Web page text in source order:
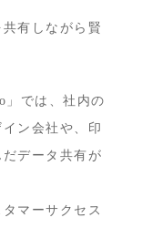
有しながら賢
」では、社内の
ン会社や、印
データ共有が
マーサクセス